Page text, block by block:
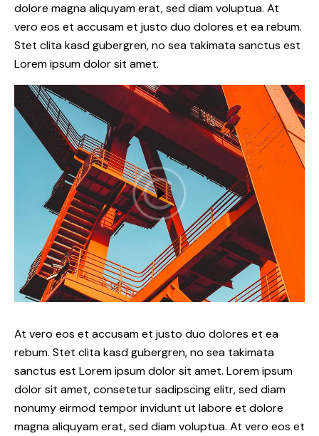
dolore magna aliquyam erat, sed diam voluptua. At
vero eos et accusam et justo duo dolores et ea rebum.
Stet clita kasd gubergren, no sea takimata sanctus est
Lorem ipsum dolor sit amet.
At vero eos et accusam et justo duo dolores et ea
rebum. Stet clita kasd gubergren, no sea takimata
sanctus est Lorem ipsum dolor sit amet. Lorem ipsum
dolor sit amet, consetetur sadipscing elitr, sed diam
nonumy eirmod tempor invidunt ut labore et dolore
magna aliquyam erat, sed diam voluptua. At vero eos et